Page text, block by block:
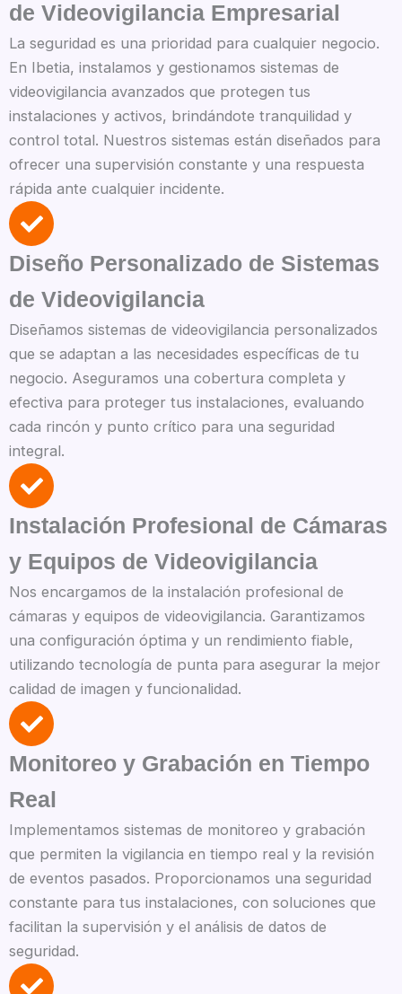
de Videovigilancia Empresarial
La seguridad es una prioridad para cualquier negocio.
En Ibetia, instalamos y gestionamos sistemas de
videovigilancia avanzados que protegen tus
instalaciones y activos, brindándote tranquilidad y
control total. Nuestros sistemas están diseñados para
ofrecer una supervisión constante y una respuesta
rápida ante cualquier incidente.
Diseño Personalizado de Sistemas
de Videovigilancia
Diseñamos sistemas de videovigilancia personalizados
que se adaptan a las necesidades específicas de tu
negocio. Aseguramos una cobertura completa y
efectiva para proteger tus instalaciones, evaluando
cada rincón y punto crítico para una seguridad
integral.
Instalación Profesional de Cámaras
y Equipos de Videovigilancia
Nos encargamos de la instalación profesional de
cámaras y equipos de videovigilancia. Garantizamos
una configuración óptima y un rendimiento fiable,
utilizando tecnología de punta para asegurar la mejor
calidad de imagen y funcionalidad.
Monitoreo y Grabación en Tiempo
Real
Implementamos sistemas de monitoreo y grabación
que permiten la vigilancia en tiempo real y la revisión
de eventos pasados. Proporcionamos una seguridad
constante para tus instalaciones, con soluciones que
facilitan la supervisión y el análisis de datos de
seguridad.